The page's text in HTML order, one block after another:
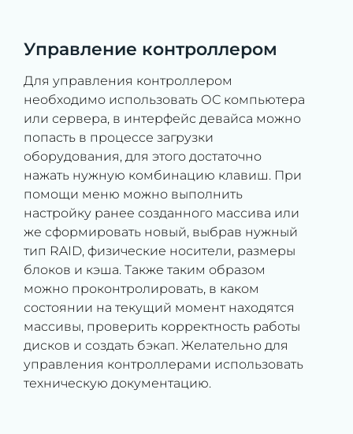
Управление контроллером
Для управления контроллером
необходимо использовать ОС компьютера
или сервера, в интерфейс девайса можно
попасть в процессе загрузки
оборудования, для этого достаточно
нажать нужную комбинацию клавиш. При
помощи меню можно выполнить
настройку ранее созданного массива или
же сформировать новый, выбрав нужный
тип RAID, физические носители, размеры
блоков и кэша. Также таким образом
можно проконтролировать, в каком
состоянии на текущий момент находятся
массивы, проверить корректность работы
дисков и создать бэкап. Желательно для
управления контроллерами использовать
техническую документацию.